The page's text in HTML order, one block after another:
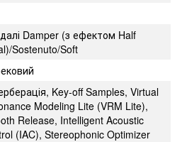
Damper (з ефектом Half
Sostenuto/Soft
Key-off Samples, Virtual
Modeling Lite (VRM Lite),
Release, Intelligent Acoustic
(IAC), Stereophonic Optimizer